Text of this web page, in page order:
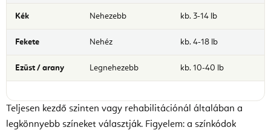
Kék Nehezebb kb. 3-14 lb
Fekete Nehéz kb. 4-18 lb
Ezüst / arany Legnehezebb kb. 10-40 lb
Teljesen kezdő szinten vagy rehabilitációnál általában a
legkönnyebb színeket választják. Figyelem: a színkódok